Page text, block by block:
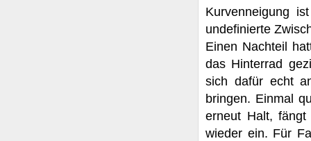
Kurvenneigung
undefinierte
Einen Nachteil
das Hinterrad
sich dafür echt
bringen. Einmal
erneut Halt,
wieder ein. Für